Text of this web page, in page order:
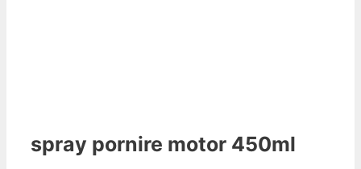
spray pornire motor 450ml